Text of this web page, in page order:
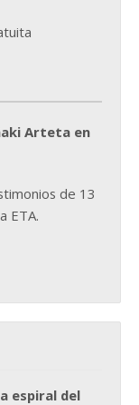
Arteta en
de 13
ETA.
espiral del